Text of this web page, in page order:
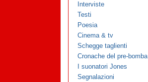
Interviste
Testi
Poesia
Cinema & tv
Schegge taglienti
Cronache del pre-bomba
I suonatori Jones
Segnalazioni